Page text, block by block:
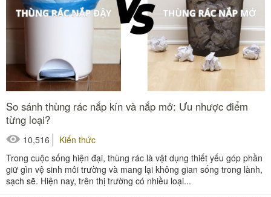
So sánh thùng rác nắp kín và nắp mở: Ưu nhược điểm
từng loại?
10,516
Kiến thức
Trong cuộc sống hiện đại, thùng rác là vật dụng thiết yếu góp phần
giữ gìn vệ sinh môi trường và mang lại không gian sống trong lành,
sạch sẽ. Hiện nay, trên thị trường có nhiều loại...